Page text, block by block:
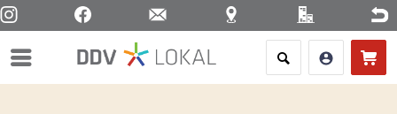
Menü